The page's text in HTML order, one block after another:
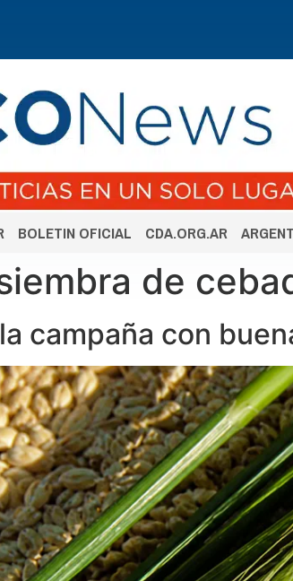
BOLETIN OFICIAL CDA.ORG.AR
de
campaña con